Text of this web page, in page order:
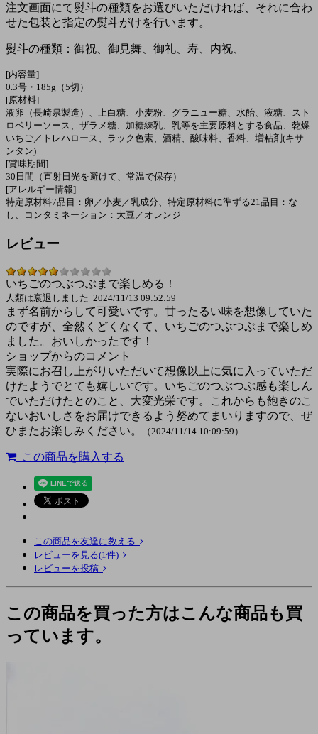
注文画面にて熨斗の種類をお選びいただければ、それに合わ
せた包装と指定の熨斗がけを行います。
熨斗の種類：御祝、御見舞、御礼、寿、内祝、
[内容量]
0.3号・185g（5切）
[原材料]
液卵（長崎県製造）、上白糖、小麦粉、グラニュー糖、水飴、液糖、スト
ロベリーソース、ザラメ糖、加糖練乳、乳等を主要原料とする食品、乾燥
いちご／トレハロース、ラック色素、酒精、酸味料、香料、増粘剤(キサ
ンタン)
[賞味期間]
30日間（直射日光を避けて、常温で保存）
[アレルギー情報]
特定原材料7品目：卵／小麦／乳成分、特定原材料に準ずる21品目：な
し、コンタミネーション：大豆／オレンジ
レビュー
いちごのつぶつぶまで楽しめる！
人類は衰退しました 2024/11/13 09:52:59
まず名前からして可愛いです。甘ったるい味を想像していた
のですが、全然くどくなくて、いちごのつぶつぶまで楽しめ
ました。おいしかったです！
ショップからのコメント
実際にお召し上がりいただいて想像以上に気に入っていただ
けたようでとても嬉しいです。いちごのつぶつぶ感も楽しん
でいただけたとのこと、大変光栄です。これからも飽きのこ
ないおいしさをお届けできるよう努めてまいりますので、ぜ
ひまたお楽しみください。
（2024/11/14 10:09:59）
この商品を購入する
この商品を友達に教える
レビューを見る(1件)
レビューを投稿
この商品を買った方はこんな商品も買
っています。